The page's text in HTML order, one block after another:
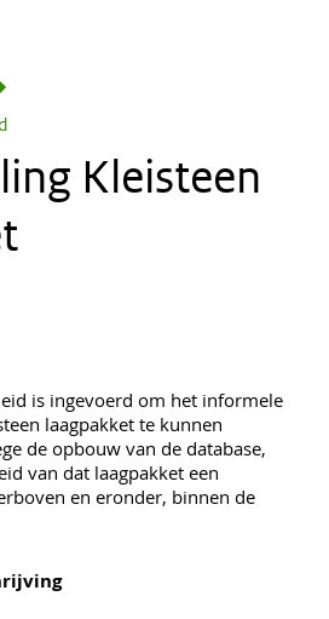
Kleisteen
is ingevoerd om het informele
laagpakket te kunnen
de opbouw van de database,
van dat laagpakket een
en eronder, binnen de